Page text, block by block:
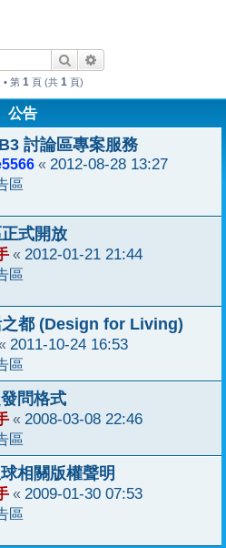
搜尋
• 第 1 頁 (共 1 頁)
公告
討論區專案服務
« 2012-08-28 13:27
區
式開放
« 2012-01-21 21:44
區
之都 (Design for Living)
2011-10-24 16:53
區
問格式
« 2008-03-08 22:46
區
相關版權聲明
« 2009-01-30 07:53
區